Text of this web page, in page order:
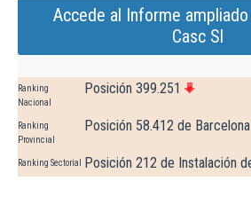
Accede al Informe
Casc Sl
Ranking
Nacional
Posición 399.251
Ranking
Provincial
Posición 58.412 de Barcelona
Ranking Sectorial Posición 212 de Instalación